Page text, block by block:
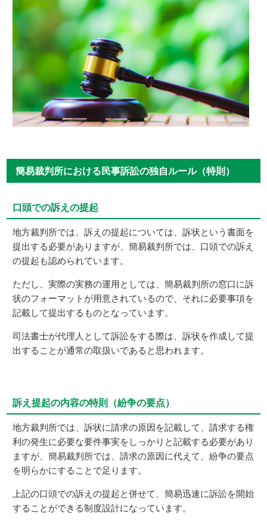
簡易裁判所における民事訴訟の独自ルール（特則）
口頭での訴えの提起
地方裁判所では、訴えの提起については、訴状という書面を
提出する必要がありますが、簡易裁判所では、口頭での訴え
の提起も認められています。
ただし、実際の実務の運用としては、簡易裁判所の窓口に訴
状のフォーマットが用意されているので、それに必要事項を
記載して提出するものとなっています。
司法書士が代理人として訴訟をする際は、訴状を作成して提
出することが通常の取扱いであると思われます。
訴え提起の内容の特則（紛争の要点）
地方裁判所では、訴状に請求の原因を記載して、請求する権
利の発生に必要な要件事実をしっかりと記載する必要があり
ますが、簡易裁判所では、請求の原因に代えて、紛争の要点
を明らかにすることで足ります。
上記の口頭での訴えの提起と併せて、簡易迅速に訴訟を開始
することができる制度設計になっています。